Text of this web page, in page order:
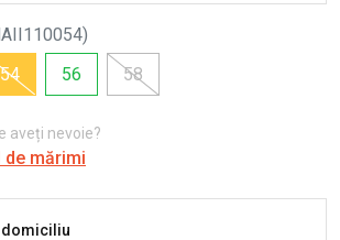
)
54 56 58
aveți nevoie?
de mărimi
domiciliu